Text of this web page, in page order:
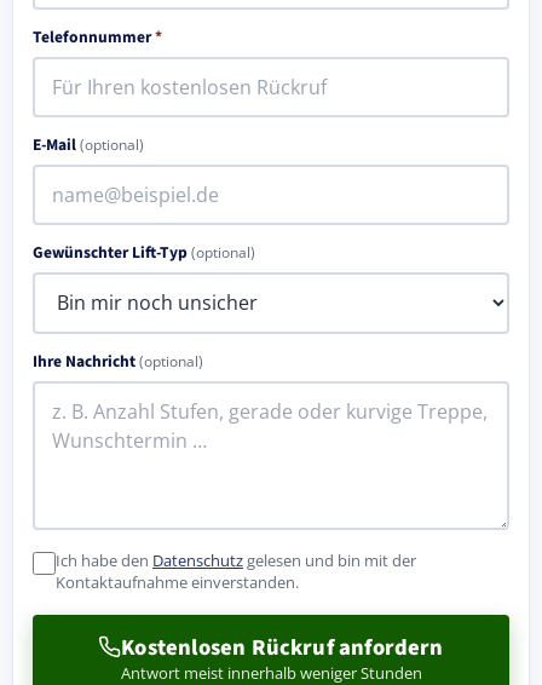
Telefonnummer*
E-Mail(optional)
Gewünschter Lift-Typ(optional)
Ihre Nachricht(optional)
Ich habe den Datenschutzgelesen und bin mit der
Kontaktaufnahme einverstanden.
Kostenlosen Rückruf anfordern
Antwort meist innerhalb weniger Stunden